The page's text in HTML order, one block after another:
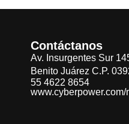
Contáctanos
Av. Insurgentes Sur
Benito Juárez C.P.
55 4622 8654
www.cyberpower.com/